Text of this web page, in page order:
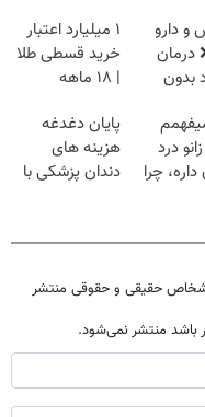
و دارو
درمان
بدون
۱ میلیارد اعتبار
خرید قسطی طلا
| ۱۸ ماهه
درد
چرا
پایان دغدغه
هزینه های
دندان پزشکی با
حقیقی و حقوقی منتشر
باشد منتشر نمی‌شود.